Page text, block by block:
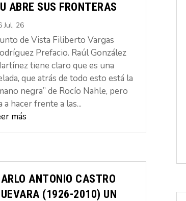
ABRE SUS FRONTERAS
Jul, 26
de Vista Filiberto Vargas
Prefacio. Raúl González
tiene claro que es una
que atrás de todo esto está la
negra” de Rocío Nahle, pero
a hacer frente a las...
más
ANTONIO CASTRO
(1926-2010) UN